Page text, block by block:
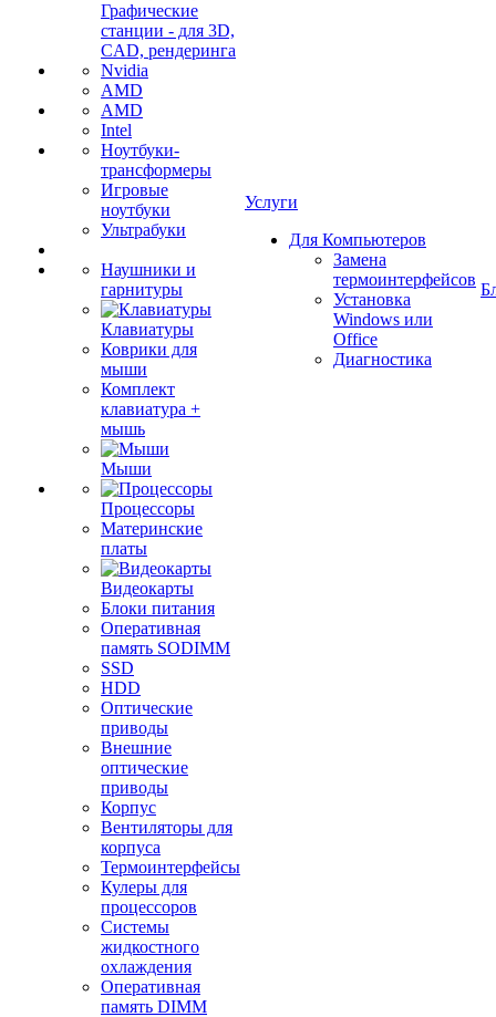
Графические
станции - для 3D,
CAD, рендеринга
Nvidia
AMD
AMD
Intel
Ноутбуки-
трансформеры
Игровые
ноутбуки
Ультрабуки
Наушники и
гарнитуры
Клавиатуры
Коврики для
мыши
Комплект
клавиатура +
мышь
Мыши
Процессоры
Материнские
платы
Видеокарты
Блоки питания
Оперативная
память SODIMM
SSD
HDD
Оптические
приводы
Внешние
оптические
приводы
Корпус
Вентиляторы для
корпуса
Термоинтерфейсы
Кулеры для
процессоров
Системы
жидкостного
охлаждения
Оперативная
память DIMM
Услуги
Для Компьютеров
Замена
термоинтерфейсов
Установка
Windows или
Office
Диагностика